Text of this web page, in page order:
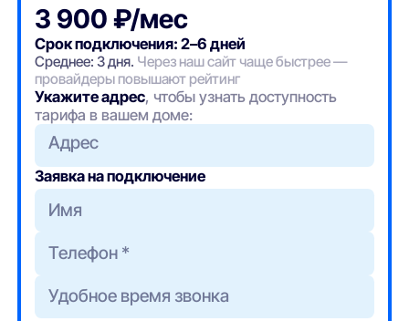
3 900 ₽/мес
Срок подключения: 2–6 дней
Среднее: 3 дня. Через наш сайт чаще быстрее —
провайдеры повышают рейтинг
Укажите адрес, чтобы узнать доступность
тарифа в вашем доме:
Адрес
Заявка на подключение